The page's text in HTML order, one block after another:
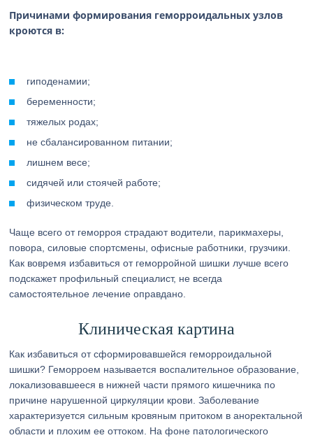
Причинами формирования геморроидальных узлов
кроются в:
гиподенамии;
беременности;
тяжелых родах;
не сбалансированном питании;
лишнем весе;
сидячей или стоячей работе;
физическом труде.
Чаще всего от геморроя страдают водители, парикмахеры,
повора, силовые спортсмены, офисные работники, грузчики.
Как вовремя избавиться от геморройной шишки лучше всего
подскажет профильный специалист, не всегда
самостоятельное лечение оправдано.
Клиническая картина
Как избавиться от сформировавшейся геморроидальной
шишки? Геморроем называется воспалительное образование,
локализовавшееся в нижней части прямого кишечника по
причине нарушенной циркуляции крови. Заболевание
характеризуется сильным кровяным притоком в аноректальной
области и плохим ее оттоком. На фоне патологического